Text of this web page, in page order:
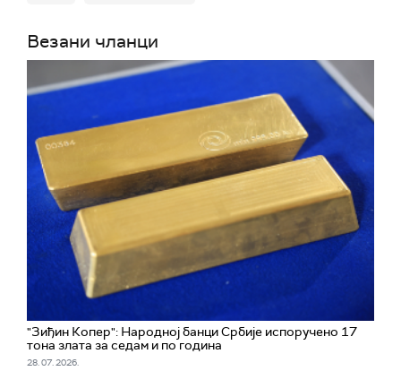
Везани чланци
"Зиђин Копер": Народној банци Србије испоручено 17
тона злата за седам и по година
28. 07. 2026.